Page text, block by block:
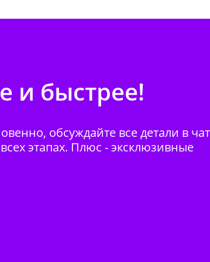
и быстрее!
обсуждайте все детали в
этапах. Плюс - эксклюзивные